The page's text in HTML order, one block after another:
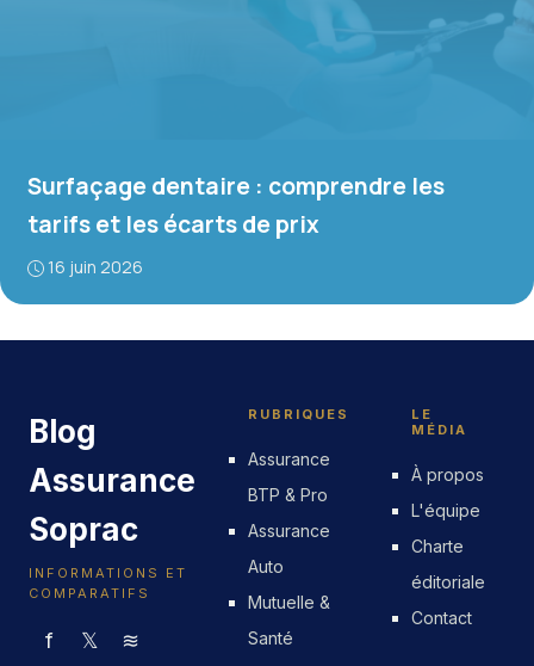
Surfaçage dentaire : comprendre les
tarifs et les écarts de prix
16 juin 2026
Blog
Assurance
Soprac
INFORMATIONS ET
COMPARATIFS
f 𝕏 ≋
RUBRIQUES
Assurance
BTP & Pro
Assurance
Auto
Mutuelle &
Santé
LE
MÉDIA
À propos
L'équipe
Charte
éditoriale
Contact